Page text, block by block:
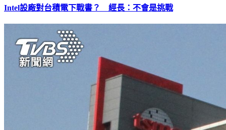
Intel設廠對台積電下戰書？ 經長：不會是挑戰